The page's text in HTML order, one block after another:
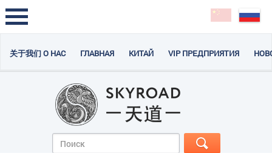
关于我们 О НАС ГЛАВНАЯ КИТАЙ VIP ПРЕДПРИЯТИЯ